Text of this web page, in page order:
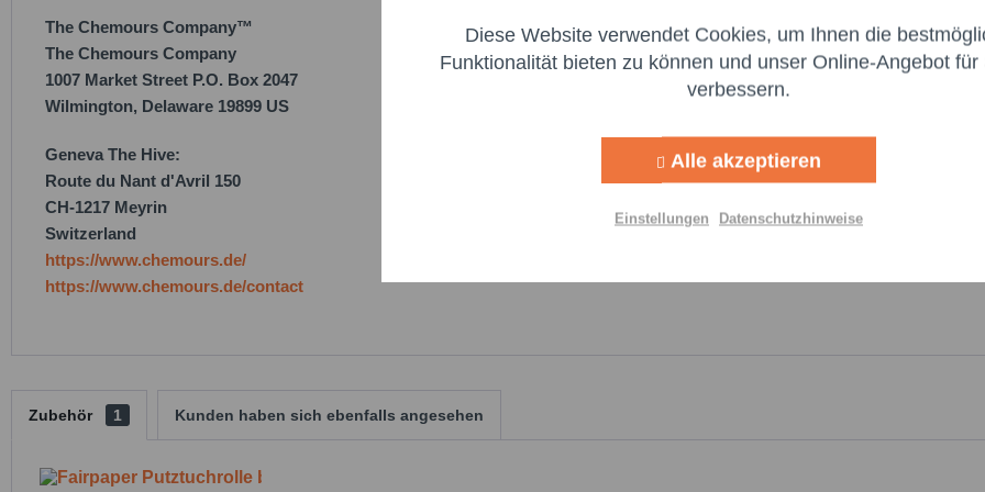
Felder
The Chemours Company™
The Chemours Company
1007 Market Street P.O. Box 2047
Wilmington, Delaware 19899 US
Geneva The Hive:
Route du Nant d'Avril 150
CH-1217 Meyrin
Switzerland
https://www.chemours.de/
https://www.chemours.de/contact
Zubehör 1 Kunden haben sich ebenfalls angesehen
Marketing Aktiv
Diese Website verwendet Cookies, um Ihnen die
Funktionalität bieten zu können und unser Online-Angebot für
verbessern.
Alle akzeptieren
Einstellungen Datenschutzhinweise